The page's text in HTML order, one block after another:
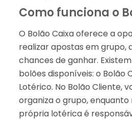
Como funciona o
O Bolão Caixa oferece a
realizar apostas em grupo,
chances de ganhar.
bolões disponíveis: o Bolão
Lotérico. No Bolão Cliente,
organiza o grupo, enquanto
própria lotérica é